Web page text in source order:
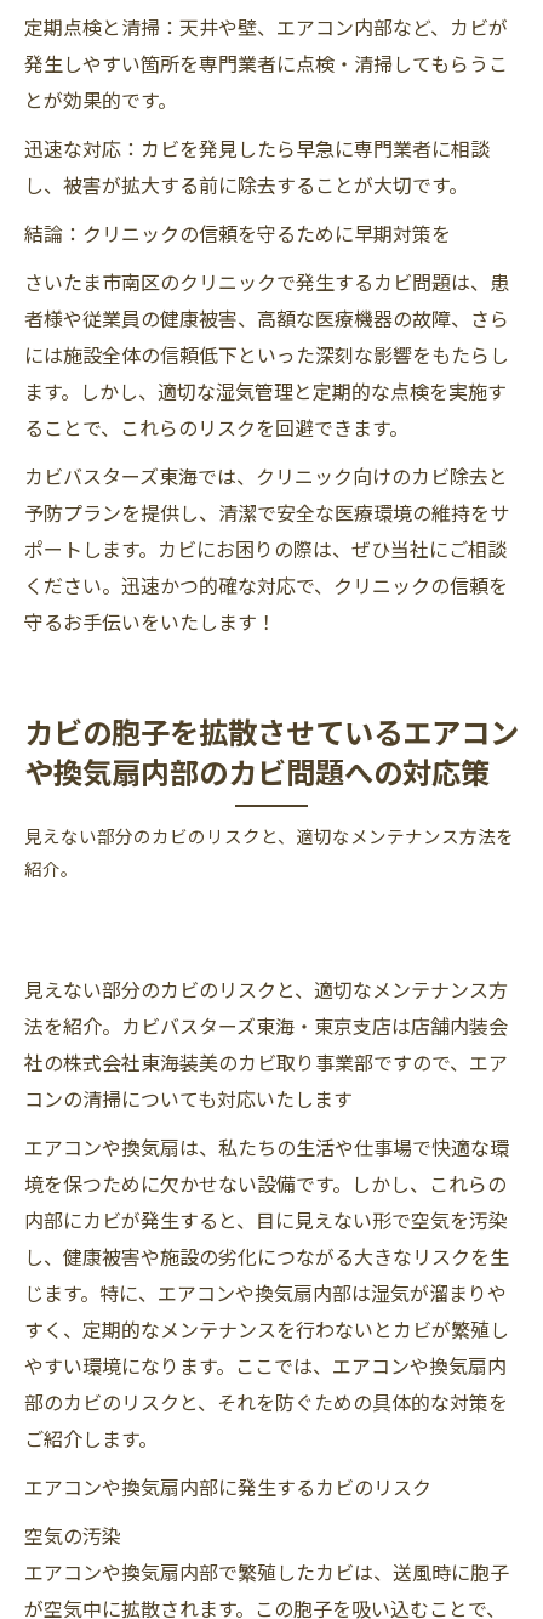
定期点検と清掃：天井や壁、エアコン内部など、カビが
発生しやすい箇所を専門業者に点検・清掃してもらうこ
とが効果的です。
迅速な対応：カビを発見したら早急に専門業者に相談
し、被害が拡大する前に除去することが大切です。
結論：クリニックの信頼を守るために早期対策を
さいたま市南区のクリニックで発生するカビ問題は、患
者様や従業員の健康被害、高額な医療機器の故障、さら
には施設全体の信頼低下といった深刻な影響をもたらし
ます。しかし、適切な湿気管理と定期的な点検を実施す
ることで、これらのリスクを回避できます。
カビバスターズ東海では、クリニック向けのカビ除去と
予防プランを提供し、清潔で安全な医療環境の維持をサ
ポートします。カビにお困りの際は、ぜひ当社にご相談
ください。迅速かつ的確な対応で、クリニックの信頼を
守るお手伝いをいたします！
カビの胞子を拡散させているエアコン
や換気扇内部のカビ問題への対応策
見えない部分のカビのリスクと、適切なメンテナンス方法を
紹介。
見えない部分のカビのリスクと、適切なメンテナンス方
法を紹介。カビバスターズ東海・東京支店は店舗内装会
社の株式会社東海装美のカビ取り事業部ですので、エア
コンの清掃についても対応いたします
エアコンや換気扇は、私たちの生活や仕事場で快適な環
境を保つために欠かせない設備です。しかし、これらの
内部にカビが発生すると、目に見えない形で空気を汚染
し、健康被害や施設の劣化につながる大きなリスクを生
じます。特に、エアコンや換気扇内部は湿気が溜まりや
すく、定期的なメンテナンスを行わないとカビが繁殖し
やすい環境になります。ここでは、エアコンや換気扇内
部のカビのリスクと、それを防ぐための具体的な対策を
ご紹介します。
エアコンや換気扇内部に発生するカビのリスク
空気の汚染
エアコンや換気扇内部で繁殖したカビは、送風時に胞子
が空気中に拡散されます。この胞子を吸い込むことで、